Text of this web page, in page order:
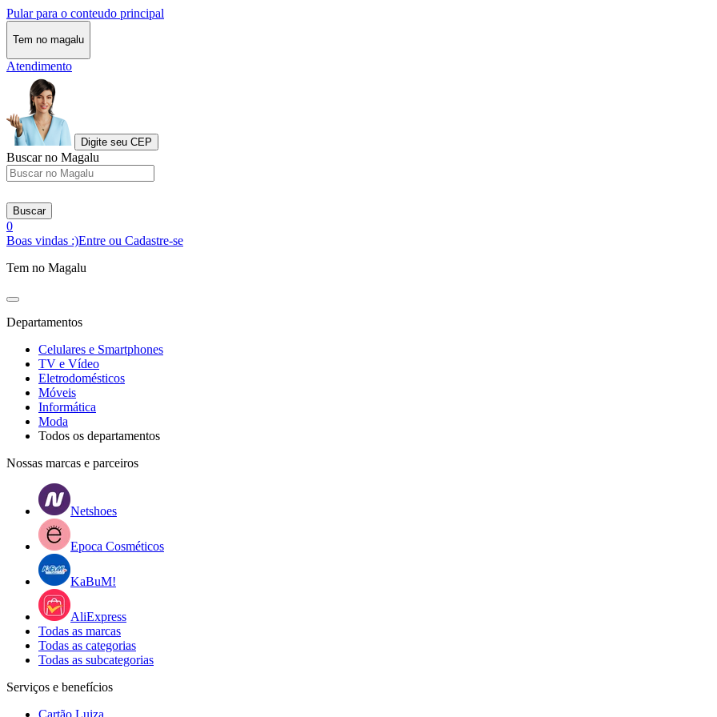
Pular para o conteudo principal
Tem no magalu
Atendimento
Digite seu CEP
Buscar no Magalu
Buscar
0
Boas vindas :)Entre ou Cadastre-se
Tem no Magalu
Departamentos
Celulares e Smartphones
TV e Vídeo
Eletrodomésticos
Móveis
Informática
Moda
Todos os departamentos
Nossas marcas e parceiros
Netshoes
Epoca Cosméticos
KaBuM!
AliExpress
Todas as marcas
Todas as categorias
Todas as subcategorias
Serviços e benefícios
Cartão Luiza